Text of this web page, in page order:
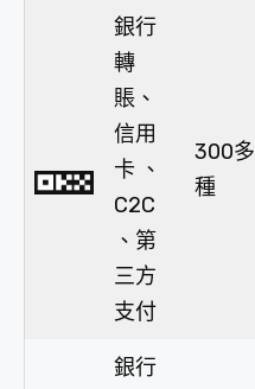
銀行
轉
賬、
信用
卡 、
C2C
、第
三方
支付
300多
種
銀行